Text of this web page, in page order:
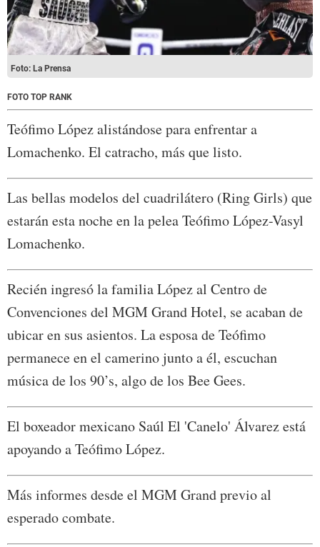
Foto: La Prensa
FOTO TOP RANK
Teófimo López alistándose para enfrentar a
Lomachenko. El catracho, más que listo.
Las bellas modelos del cuadrilátero (Ring Girls) que
estarán esta noche en la pelea Teófimo López-Vasyl
Lomachenko.
Recién ingresó la familia López al Centro de
Convenciones del MGM Grand Hotel, se acaban de
ubicar en sus asientos. La esposa de Teófimo
permanece en el camerino junto a él, escuchan
música de los 90’s, algo de los Bee Gees.
El boxeador mexicano Saúl El 'Canelo' Álvarez está
apoyando a Teófimo López.
Más informes desde el MGM Grand previo al
esperado combate.